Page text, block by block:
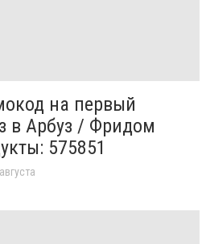
на первый
в Арбуз / Фридом
575851